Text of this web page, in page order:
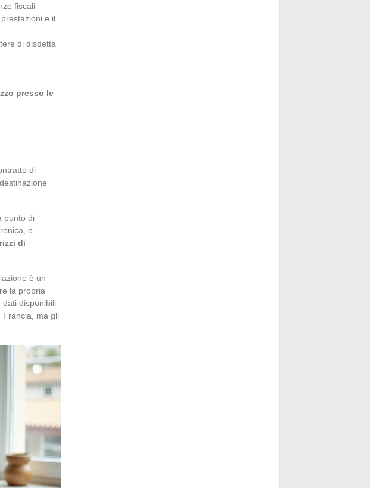
fiscali
e il
di disdetta
presso le
di
punto di
o
di
è un
la propria
dati disponibili
Francia, ma gli